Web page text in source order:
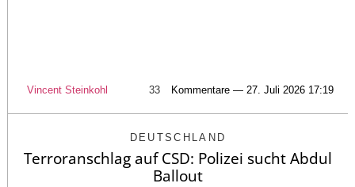
Vincent Steinkohl 33 Kommentare — 27. Juli 2026 17:19
DEUTSCHLAND
Terroranschlag auf CSD: Polizei sucht Abdul
Ballout